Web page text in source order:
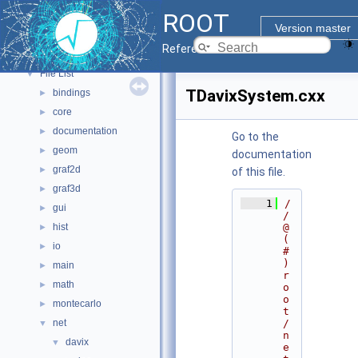
ROOT
Version master
Reference Guide
► Namespaces
► All Classes
▼ Files
▼ File List
► bindings
► core
► documentation
► geom
► graf2d
► graf3d
► gui
► hist
► io
► main
► math
► montecarlo
▼ net
▼ davix
TDavixSystem.cxx
Go to the
documentation
of this file.
    1
/
/
@
(
#
)
r
o
o
t
/
n
e